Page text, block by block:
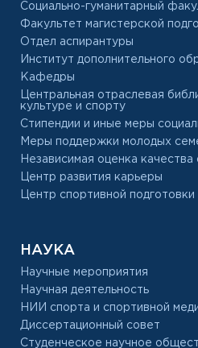
Социально-гуманитарный
Факультет магистерской
Отдел аспирантуры
Институт дополнительного
Кафедры
Центральная отраслевая
культуре и спорту
Стипендии и иные меры
Меры поддержки молодых
Независимая оценка качества
Центр развития карьеры
Центр спортивной подготовки
НАУКА
Научные мероприятия
Научная деятельность
НИИ спорта и спортивной
Диссертационный совет
Студенческое научное